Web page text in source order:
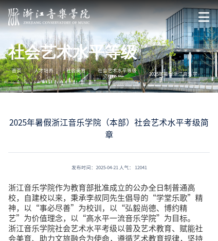
首页 人才培养 社会美育 社会艺术水平等级
2025年暑假浙江音乐学院（本部）社会艺术水平考级简章
社会艺术水平等级
2025年暑假浙江音乐学院（本部）社会艺术水平考级简
章
发布时间：2025-04-21 人气： 12041
浙江音乐学院作为教育部批准成立的公办全日制普通高
校，自建校以来，秉承李叔同先生倡导的“学堂乐歌”精
神，以“事必尽善”为校训，以“弘毅尚德、博约精
艺”为价值理念，以“高水平一流音乐学院”为目标。
浙江音乐学院社会艺术水平考级以普及艺术教育、赋能社
会美育、助力文旅融合为使命，遵循艺术教育规律，坚持